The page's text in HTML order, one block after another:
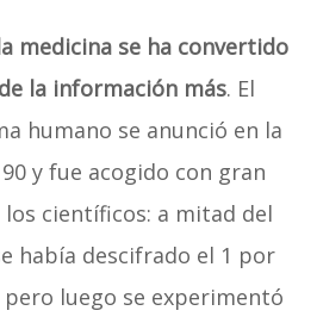
medicina se ha convertido
la información más. El
humano se anunció en la
y fue acogido con gran
científicos: a mitad del
había descifrado el 1 por
luego se experimentó